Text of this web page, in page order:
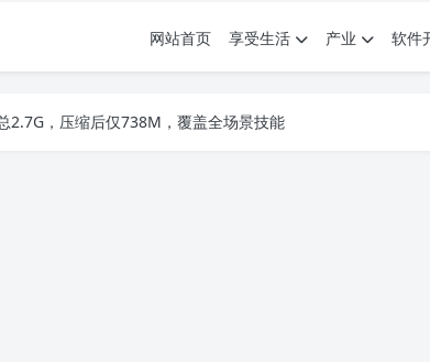
网站首页 享受生活 产业 软件
，压缩后仅738M，覆盖全场景技能
群＋49个展园即将亮相！
群＋49个展园即将亮相！